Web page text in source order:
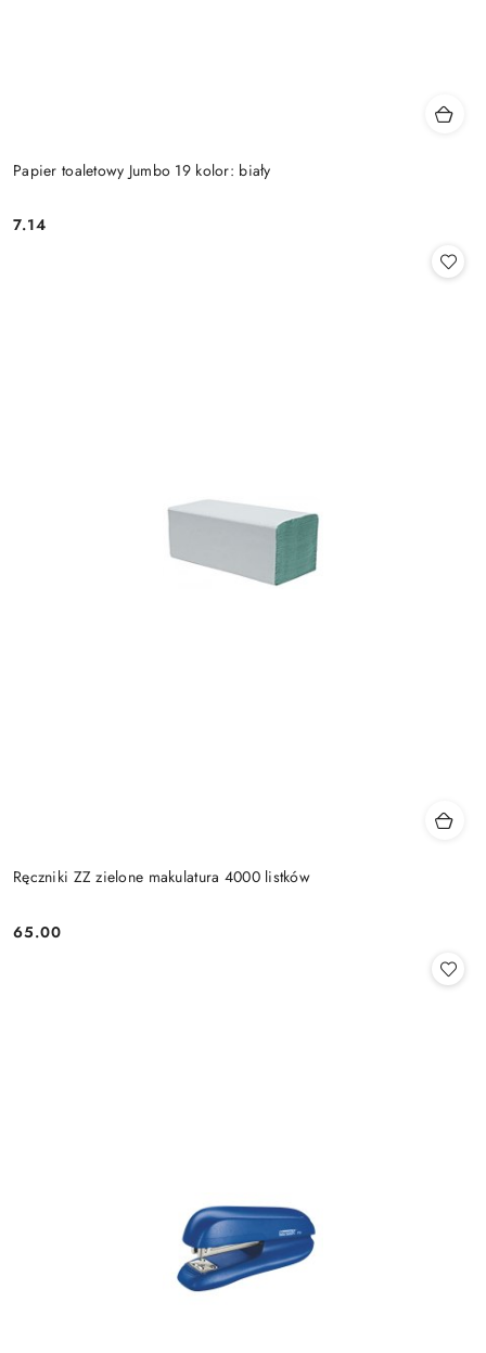
Papier toaletowy Jumbo 19 kolor: biały
Cena:
7.14
Ręczniki ZZ zielone makulatura 4000 listków
Cena:
65.00